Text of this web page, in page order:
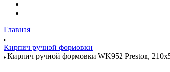
Главная
Кирпич ручной формовки
Кирпич ручной формовки WK952 Preston,